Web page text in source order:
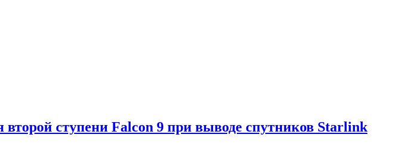
второй ступени Falcon 9 при выводе спутников Starlink